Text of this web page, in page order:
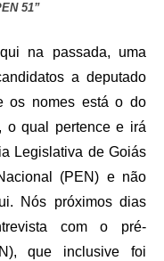
51”
na passada, uma
a deputado
os nomes está o do
o qual pertence e irá
Legislativa de Goiás
(PEN) e não
Nós próximos dias
com o pré-
que inclusive foi